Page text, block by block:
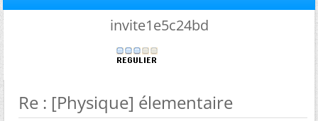
invite1e5c24bd
Re : [Physique] élementaire